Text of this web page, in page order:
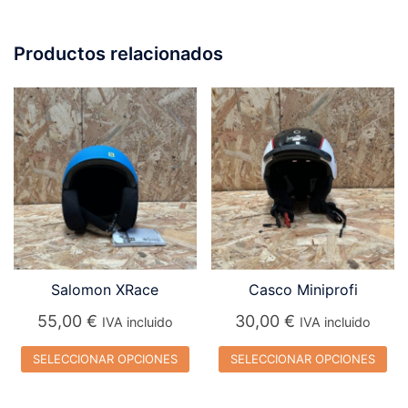
Productos relacionados
Salomon XRace
55,00 € IVA incluido
SELECCIONAR OPCIONES
Casco Miniprofi
30,00€ IVA incluido
SELECCIONAR OPCIONES